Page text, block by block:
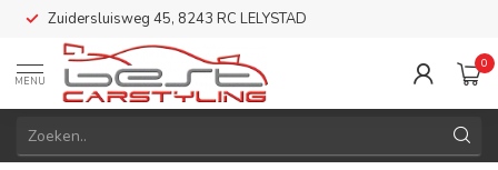
Zuidersluisweg 45, 8243 RC LELYSTAD
MENU
0